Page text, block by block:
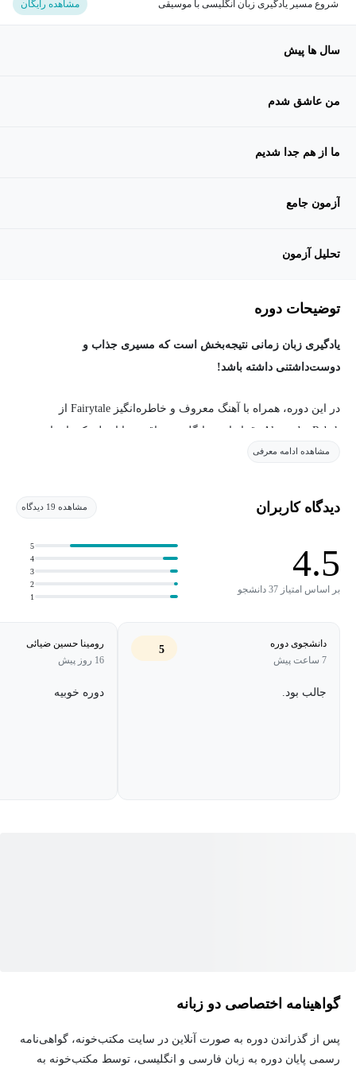
شروع مسیر یادگیری زبان انگلیسی با موسیقی مشاهده رایگان
سال ها پیش
من عاشق شدم
ما از هم جدا شدیم
آزمون جامع
تحلیل آزمون
توضیحات دوره
یادگیری زبان زمانی نتیجه‌بخش است که مسیری جذاب و
دوست‌داشتنی داشته باشد!
در این دوره، همراه با آهنگ معروف و خاطره‌انگیز Fairytale از
Alexander Rybak، قرار است انگلیسی واقعی را از دل یک داستان
موزیکال فرا بگیرید؛ همراه با نوت های ویولن، انرژی بالا و زبانی که
پس از پایان این دوره، شما قادر خواهید بود:
🎻 آهنگ Fairytale را بدون نیاز به متن به راحتی متوجه خواهید شد!
قدرت شنوایی شما به سطحی می‌رسد که دیگر درگیر سرعتِ آهنگ
موسیقی به وضوح می‌شنوید و درک می‌کنید.
🗣️ با اعتمادبه‌نفس بیشتر و لهجه‌ای دلنشین صحبت خواهید کرد!
قالب جملاتِ داستانیِ آهنگ می‌بینید و درک می‌کنید که چطور گرامر به
مشاهده ادامه معرفی
دیدگاه کاربران مشاهده 19 دیدگاه
4.5
بر اساس امتیاز 37 دانشجو
1
2
3
4
5
دانشجوی دوره
7 ساعت پیش
5
جالب بود.
رومینا حسین ضیائی
16 روز پیش
دوره خوبیه
گواهینامه اختصاصی دو زبانه
پس از گذراندن دوره به صورت آنلاین در سایت مکتب‌خونه، گواهی‌نامه
رسمی پایان دوره به زبان فارسی و انگلیسی، توسط مکتب‌خونه به